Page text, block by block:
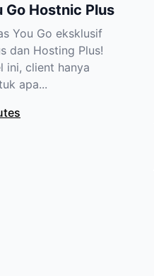
Go Hostnic Plus
You Go eksklusif
dan Hosting Plus!
ini, client hanya
apa...